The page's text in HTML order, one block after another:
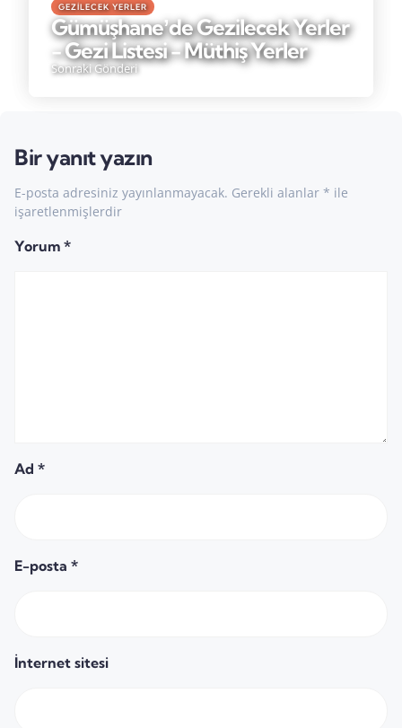
GEZILECEK YERLER
Gümüşhaneʼde Gezilecek Yerler
- Gezi Listesi - Müthiş Yerler
Sonraki Gönderi
Bir yanıt yazın
E-posta adresiniz yayınlanmayacak. Gerekli alanlar * ile
işaretlenmişlerdir
Yorum *
Ad *
E-posta *
İnternet sitesi